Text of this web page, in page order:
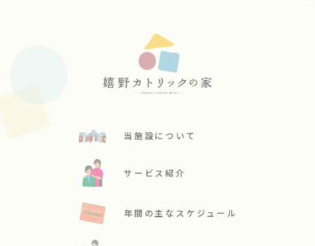
当施設について
サービス紹介
年間の主なスケジュール